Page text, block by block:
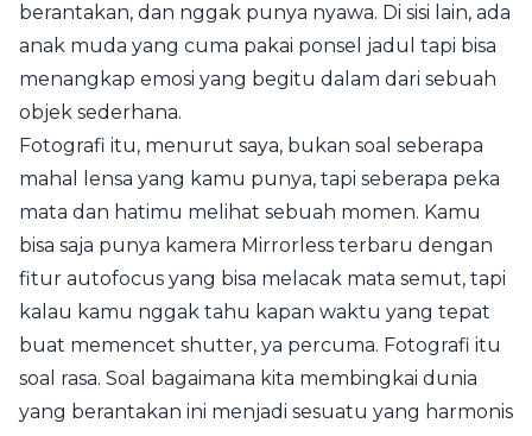
berantakan, dan nggak punya nyawa. Di sisi lain, ada
anak muda yang cuma pakai ponsel jadul tapi bisa
menangkap emosi yang begitu dalam dari sebuah
objek sederhana.
Fotografi itu, menurut saya, bukan soal seberapa
mahal lensa yang kamu punya, tapi seberapa peka
mata dan hatimu melihat sebuah momen. Kamu
bisa saja punya kamera Mirrorless terbaru dengan
fitur autofocus yang bisa melacak mata semut, tapi
kalau kamu nggak tahu kapan waktu yang tepat
buat memencet shutter, ya percuma. Fotografi itu
soal rasa. Soal bagaimana kita membingkai dunia
yang berantakan ini menjadi sesuatu yang harmonis